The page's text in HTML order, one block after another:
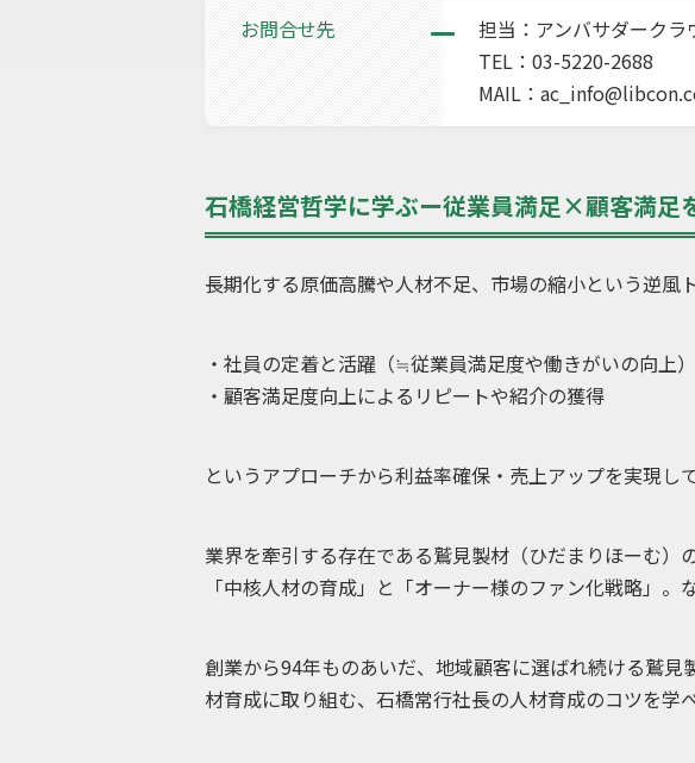
お問合せ先
担当：アンバサダークラ
TEL：03-5220-2688
MAIL：
石橋経営哲学に学ぶー従業員満足×顧客満足
長期化する原価高騰や人材不足、市場の縮小という逆風
・社員の定着と活躍（≒従業員満足度や働きがいの向上）
・顧客満足度向上によるリピートや紹介の獲得
というアプローチから利益率確保・売上アップを実現し
業界を牽引する存在である鷲見製材（ひだまりほーむ）
「中核人材の育成」と「オーナー様のファン化戦略」
創業から94年ものあいだ、地域顧客に選ばれ続ける鷲
材育成に取り組む、石橋常行社長の人材育成のコツを学